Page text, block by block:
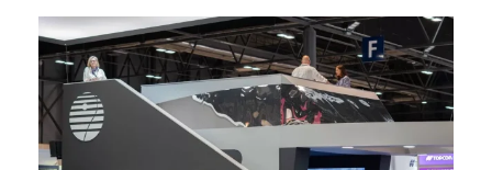
marca de Grupo GN, ha reforzado su
posicionamiento en ExpoÓptica 2026 como uno
de los principales impulsores de la audiología
dentro del entorno óptico, en un momento clave
para la evolución del sector. La feria, celebrada
en IFEMA Madrid, ha vuelto a reunir, en la edición
de 2026, a un perfil de visitante cualificado y ha